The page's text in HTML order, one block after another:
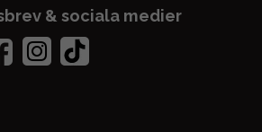
& sociala medier